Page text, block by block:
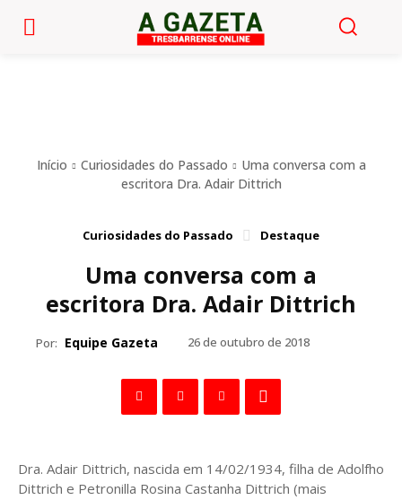
Início Curiosidades do Passado
Uma conversa com a
escritora Dra. Adair Dittrich
Curiosidades do Passado Destaque
Uma conversa com a
escritora Dra. Adair Dittrich
Por: Equipe Gazeta 26 de outubro de 2018
Dra. Adair Dittrich, nascida em 14/02/1934, filha de Adolfho
Dittrich e Petronilla Rosina Castanha Dittrich (mais